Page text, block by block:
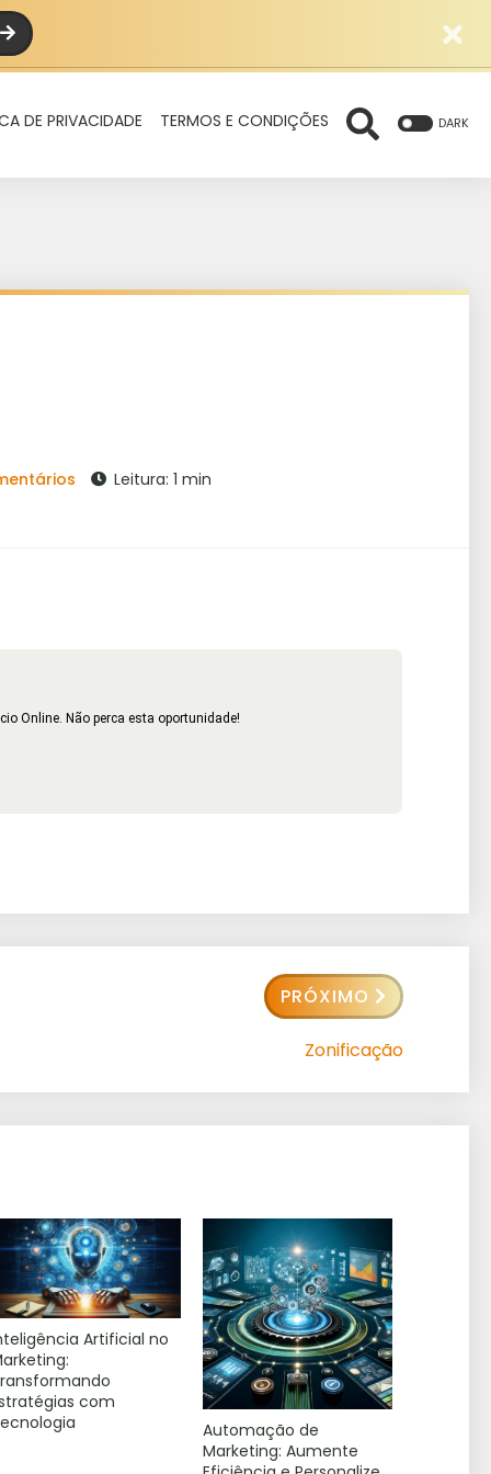
DE PRIVACIDADE TERMOS E CONDIÇÕES DARK
Leitura: 1 min
Online. Não perca esta oportunidade!
PRÓXIMO
Zonificação
Artificial no
com
Automação de
Marketing: Aumente